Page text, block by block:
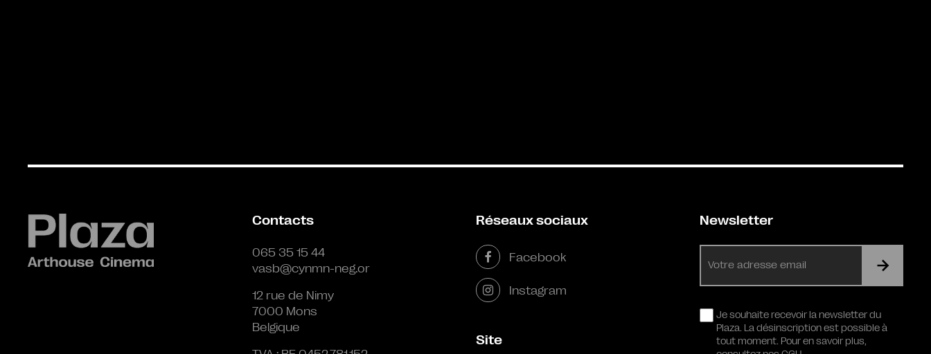
Contacts
065 35 15 44
vasb@cynmn-neg.or
12 rue de Nimy
7000 Mons
Belgique
Réseaux sociaux
Facebook
Instagram
Site
Newsletter
mail
RGPDJe souhaite recevoir la newsletter du
Plaza. La désinscription est possible à
tout moment. Pour en savoir plus,